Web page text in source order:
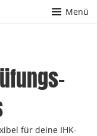
Menü
für deine IHK-